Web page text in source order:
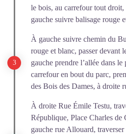
le bois, au carrefour tout
gauche suivre balisage rouge
À gauche suivre chemin du
rouge et blanc, passer devant
gauche prendre l’allée dans
carrefour en bout du parc,
des Bois des Dames, à droite
À droite Rue Émile Testu,
République, Place Charles de
gauche rue Allouard,